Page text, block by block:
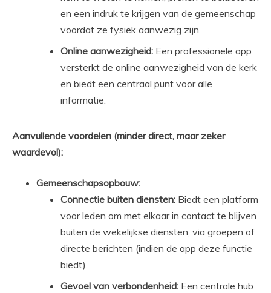
en een indruk te krijgen van de gemeenschap
voordat ze fysiek aanwezig zijn.
Online aanwezigheid: Een professionele app
versterkt de online aanwezigheid van de kerk
en biedt een centraal punt voor alle
informatie.
Aanvullende voordelen (minder direct, maar zeker
waardevol):
Gemeenschapsopbouw:
Connectie buiten diensten: Biedt een platform
voor leden om met elkaar in contact te blijven
buiten de wekelijkse diensten, via groepen of
directe berichten (indien de app deze functie
biedt).
Gevoel van verbondenheid: Een centrale hub